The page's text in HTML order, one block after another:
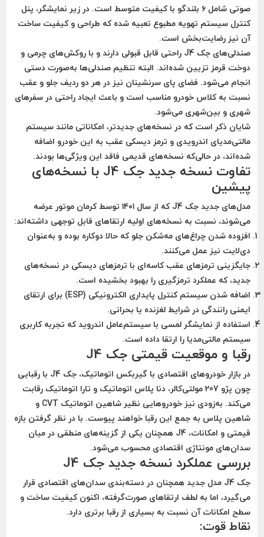
صوتی شامل۶ بلندگو
با کیفیت متوسط است. در زیر نمایشگر، پنل
کنترل سیستم تهویه مطبوع تعبیه شده که طراحی و کیفیت ساخت
آن نیز رضایت‌بخش است.
صندلی‌های جک J4
راحتی قابل قبولی دارند و با روکش‌های چرمی و
دوخت قرمز تزیین شده‌اند. البته تنظیم صندلی‌ها به‌صورت دستی
انجام می‌شود. فضای پای سرنشینان نیز در هر دو ردیف جلو و عقب
نسبت به کلاس خودرو مناسب است و باعث ایجاد راحتی در سفرهای
شهری و بین‌شهری می‌شود.
شایان ذکر است که در نسخه‌های جدیدتر، امکاناتی مانندسیستم
مالتی‌مدیای اندرویدی و ترمز دیسکی عقب به این خودرو اضافه
شده‌اند، در حالی‌که نسخه‌های قدیمی فاقد این ویژگی‌ها بودند.
تفاوت نسخه جدید جک J4 با نسخه‌های
پیشین
مدل‌های جدید جک J4 که از سال ۱۴۰۱ توسط کرمان موتور عرضه
می‌شوند، نسبت به نسخه‌های اولیه ارتقاهای قابل توجهی داشته‌اند:
افزوده شدن چراغ‌های مه‌شکن جلوکه حالا دوکاره بوده و به‌عنوان
دی‌لایت نیز عمل می‌کنند.
جایگزینی ترمزهای عقب کاسه‌ای با ترمزهای دیسکی در نسخه‌های
جدید، که عملکرد ترمزگیری را بهبود بخشیده است.
اضافه شدنسیستم کنترل پایداری الکترونیکی (ESP)
برای ارتقای
ایمنی رانندگی در شرایط لغزنده یا بحرانی.
استفاده از نمایشگر لمسی با سیستم‌عامل اندرویدکه تجربه کاربری
سیستم مالتی‌مدیا را ارتقا داده است.
رقبا و موقعیت قیمتی جک J4
در بازار خودروهای اقتصادی با گیربکس اتوماتیک، جک J4 با رقبایی
چون پژو 207 مولتی‌کالر، دنا پلاس اتوماتیک و تارا اتوماتیک
رقابت
می‌کند. به‌زودی نیز خودروهایی نظیر
شاهین اتوماتیک CVT و
شاهین پلاس به جمع این رقبا خواهند پیوست. با در نظر گرفتن بازه
قیمتی و امکانات، J4 همچنان یکی از گزینه‌های منطقی در میان
سدان‌های مونتاژی اقتصادی محسوب می‌شود.
بررسی عملکرد نسخه جدید جک J4
جک J4 مدل جدید
همچنان در دسته‌بندی سدان‌های اقتصادی قرار
می‌گیرد، اما به لطف ارتقاهای صورت‌گرفته، اکنون کیفیت ساخت و
سطح امکانات آن نسبت به بسیاری از رقبا برتری دارد.
نقاط قوت: